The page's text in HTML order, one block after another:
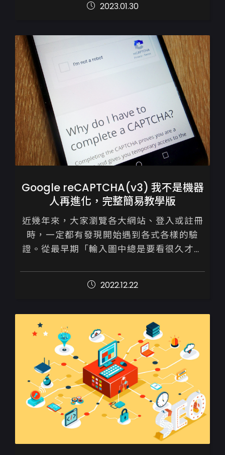
一、先將檔案上傳到google硬碟，設定
google檔案瀏覽權...
2023.01.30
Google reCAPTCHA(v3) 我不是機器
人再進化，完整簡易教學版
近幾年來，大家瀏覽各大網站、登入或註冊
時，一定都有發現開始遇到各式各樣的驗
證。從最早期「輸入圖中總是要看很久才會
是機器...
2022.12.22